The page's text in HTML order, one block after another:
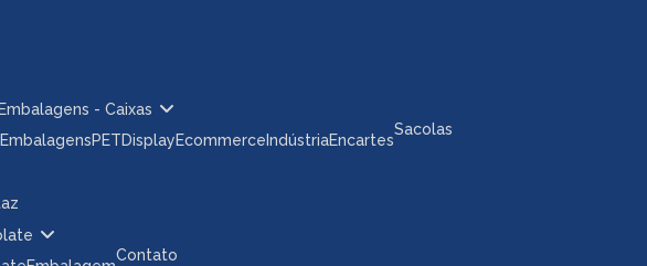
Sacolas
Embalagens - Caixas
Embalagens Display Ecommerce Encartes
Indústria
PET
Contato